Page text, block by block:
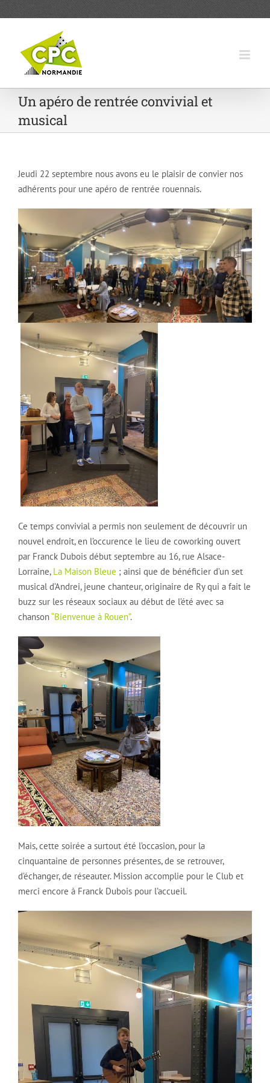
Un apéro de rentrée convivial et
musical
Jeudi 22 septembre nous avons eu le plaisir de convier nos
adhérents pour une apéro de rentrée rouennais.
Ce temps convivial a permis non seulement de découvrir un
nouvel endroit, en l’occurence le lieu de coworking ouvert
par Franck Dubois début septembre au 16, rue Alsace-
Lorraine, La Maison Bleue ; ainsi que de bénéficier d’un set
musical d’Andrei, jeune chanteur, originaire de Ry qui a fait le
buzz sur les réseaux sociaux au début de l’été avec sa
chanson“Bienvenue à Rouen”.
Mais, cette soirée a surtout été l’occasion, pour la
cinquantaine de personnes présentes, de se retrouver,
d’échanger, de réseauter. Mission accomplie pour le Club et
merci encore à Franck Dubois pour l’accueil.
vidéo